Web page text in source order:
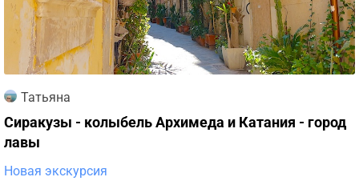
Татьяна
Сиракузы - колыбель Архимеда и Катания - город
лавы
Новая экскурсия